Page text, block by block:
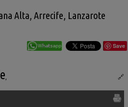
Alta, Arrecife, Lanzarote
Save
🔗